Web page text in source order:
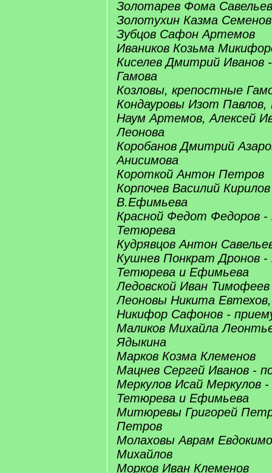
Золотарев Фома Савельев
Золотухин Казма Семенов
Зубцов Сафон Артемов
Иваников Козьма
Киселев Дмитрий Иванов
Гамова
Козловы, крепостные
Кондауровы Изот
Наум Артемов, Алексей
Леонова
Коробанов Дмитрий
Анисимова
Короткой Антон Петров
Корпочев Василий
В.Ефимьева
Красной Федот Федоров -
Тетюрева
Кудрявцов Антон
Кушнев Понкрат Дронов -
Тетюрева и Ефимьева
Ледовской Иван
Леоновы Никита
Никифор Сафонов -
Маликов Михайла
Ядыкина
Марков Козма Клеменов
Мацнев Сергей Иванов -
Меркулов Исай Меркулов
Тетюрева и Ефимьева
Митюревы Григорей
Петров
Молаховы Аврам
Михайлов
Морков Иван Клеменов